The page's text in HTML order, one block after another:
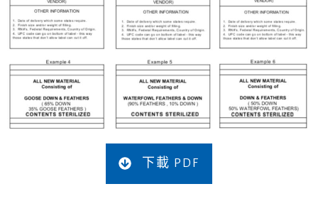
下載 PDF